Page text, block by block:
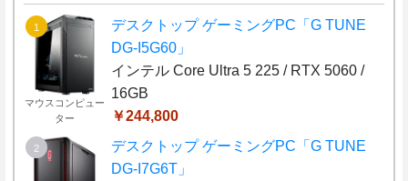
マウスコンピュー
ター
デスクトップ ゲーミングPC「G TUNE
DG-I5G60」
インテル Core Ultra 5 225 / RTX 5060 /
16GB
￥244,800
デスクトップ ゲーミングPC「G TUNE
DG-I7G6T」